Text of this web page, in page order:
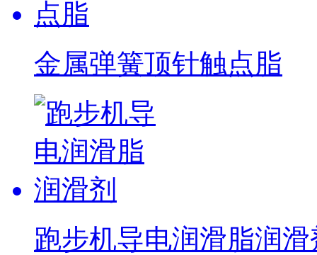
金属弹簧顶针触点脂
跑步机导电润滑脂润滑